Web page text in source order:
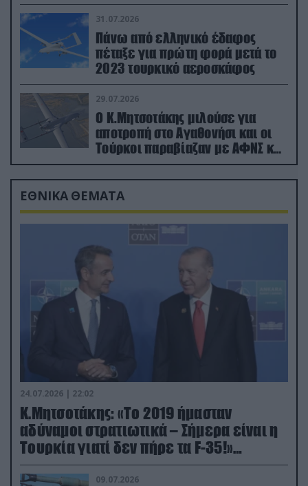
31.07.2026
Πάνω από ελληνικό έδαφος
πέταξε για πρώτη φορά μετά το
2023 τουρκικό αεροσκάφος
29.07.2026
Ο Κ.Μητσοτάκης μιλούσε για
αποτροπή στο Αγαθονήσι και οι
Τούρκοι παραβίαζαν με ΑΦΝΣ και
drone
ΕΘΝΙΚΑ ΘΕΜΑΤΑ
24.07.2026 | 22:02
Κ.Μητσοτάκης: «Το 2019 ήμασταν
αδύναμοι στρατιωτικά – Σήμερα είναι η
Τουρκία γιατί δεν πήρε τα F-35!»
(βίντεο)
09.07.2026